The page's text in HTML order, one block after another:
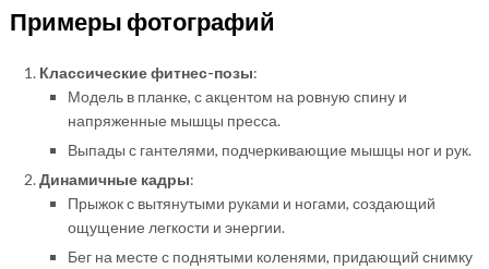
Примеры фотографий
Классические фитнес-позы:
Модель в планке, с акцентом на ровную спину и
напряженные мышцы пресса.
Выпады с гантелями, подчеркивающие мышцы ног и рук.
Динамичные кадры:
Прыжок с вытянутыми руками и ногами, создающий
ощущение легкости и энергии.
Бег на месте с поднятыми коленями, придающий снимку